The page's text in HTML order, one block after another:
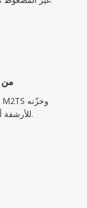
من
بصيغة FLAC للأرشفة أو الاستماع عالي الجودة.